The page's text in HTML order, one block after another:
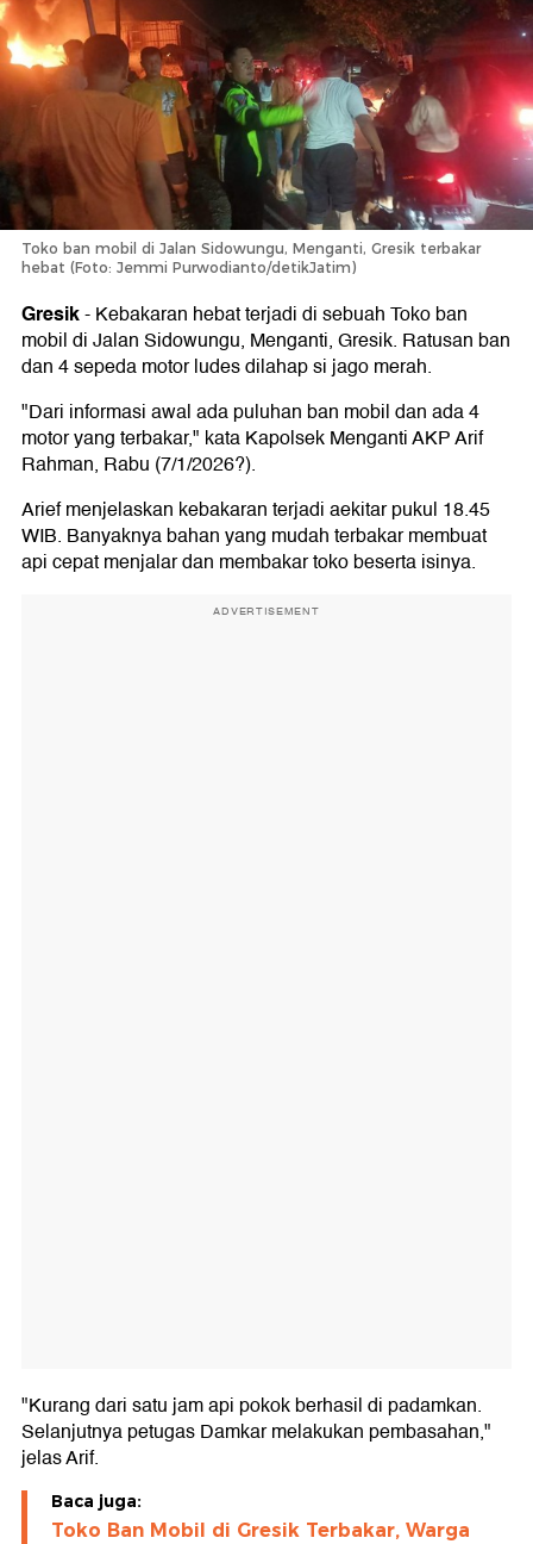
Toko ban mobil di Jalan Sidowungu, Menganti, Gresik terbakar
hebat (Foto: Jemmi Purwodianto/detikJatim)
Gresik-Kebakaran hebat terjadi di sebuah Toko ban
mobil di Jalan Sidowungu, Menganti, Gresik. Ratusan ban
dan 4 sepeda motor ludes dilahap si jago merah.
"Dari informasi awal ada puluhan ban mobil dan ada 4
motor yang terbakar," kata Kapolsek Menganti AKP Arif
Rahman, Rabu (7/1/2026?).
Arief menjelaskan kebakaran terjadi aekitar pukul 18.45
WIB. Banyaknya bahan yang mudah terbakar membuat
api cepat menjalar dan membakar toko beserta isinya.
ADVERTISEMENT
"Kurang dari satu jam api pokok berhasil di padamkan.
Selanjutnya petugas Damkar melakukan pembasahan,"
jelas Arif.
Baca juga:
Toko Ban Mobil di Gresik Terbakar, Warga